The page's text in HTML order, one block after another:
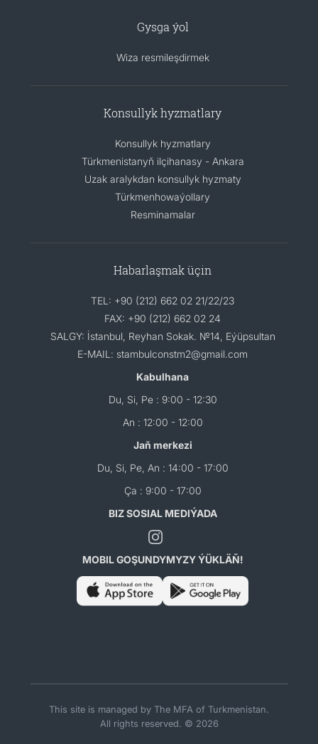
Gysga ýol
Wiza resmileşdirmek
Konsullyk hyzmatlary
Konsullyk hyzmatlary
Türkmenistanyň ilçihanasy - Ankara
Uzak aralykdan konsullyk hyzmaty
Türkmenhowaýollary
Resminamalar
Habarlaşmak üçin
TEL: +90 (212) 662 02 21/22/23
FAX: +90 (212) 662 02 24
SALGY: İstanbul, Reyhan Sokak. №14, Eýüpsultan
E-MAIL: stambulconstm2@gmail.com
Kabulhana
Du, Si, Pe : 9:00 - 12:30
An : 12:00 - 12:00
Jaň merkezi
Du, Si, Pe, An : 14:00 - 17:00
Ça : 9:00 - 17:00
BIZ SOSIAL MEDIÝADA
MOBIL GOŞUNDYMYZY ÝÜKLÄŇ!
This site is managed by The MFA of Turkmenistan.
All rights reserved. © 2026